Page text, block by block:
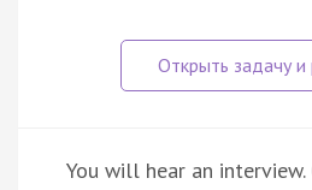
You will hear an interview.